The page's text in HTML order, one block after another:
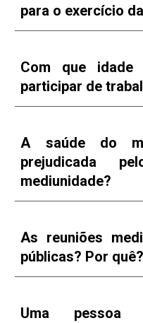
para o exercício
Com que idade
participar de
A saúde do
prejudicada
mediunidade?
As reuniões
públicas? Por quê?
Uma pessoa